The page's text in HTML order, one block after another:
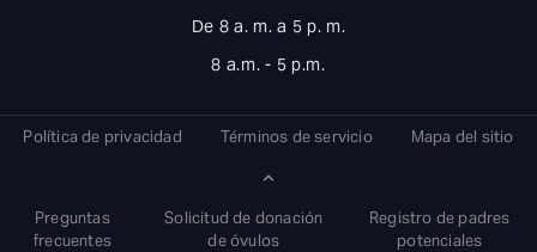
De 8 a. m. a 5 p. m.
8 a.m. - 5 p.m.
Política de privacidad Términos de servicio Mapa del sitio
Preguntas
frecuentes
Solicitud de donación
de óvulos
Registro de padres
potenciales